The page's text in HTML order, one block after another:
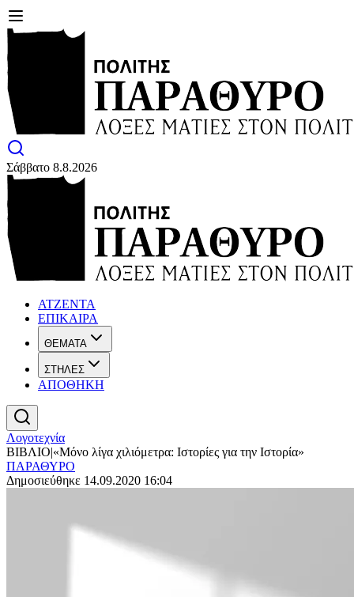
Σάββατο 8.8.2026
ΑΤΖΕΝΤΑ
ΕΠΙΚΑΙΡΑ
ΘΕΜΑΤΑ
ΣΤΗΛΕΣ
ΑΠΟΘΗΚΗ
Λογοτεχνία
ΒΙΒΛΙΟ|«Μόνο λίγα χιλιόμετρα: Ιστορίες για την Ιστορία»
ΠΑΡΑΘΥΡΟ
Δημοσιεύθηκε 14.09.2020 16:04